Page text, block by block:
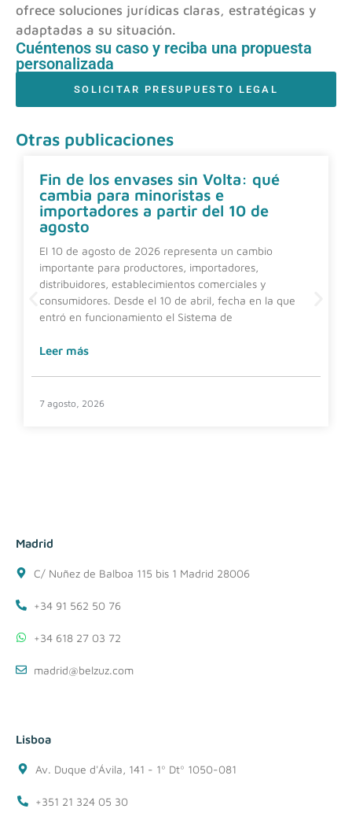
ofrece soluciones jurídicas claras, estratégicas y
adaptadas a su situación.
Cuéntenos su caso y reciba una propuesta
personalizada
SOLICITAR PRESUPUESTO LEGAL
Otras publicaciones
Fin de los envases sin Volta: qué
cambia para minoristas e
importadores a partir del 10 de
agosto
El 10 de agosto de 2026 representa un cambio
importante para productores, importadores,
distribuidores, establecimientos comerciales y
consumidores. Desde el 10 de abril, fecha en la que
entró en funcionamiento el Sistema de
Leer más
7 agosto, 2026
Madrid
C/ Nuñez de Balboa 115 bis 1 Madrid 28006
+34 91 562 50 76
+34 618 27 03 72
madrid@belzuz.com
Lisboa
Av. Duque d'Ávila, 141 - 1º Dtº 1050-081
+351 21 324 05 30